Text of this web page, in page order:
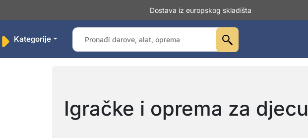
Dostava iz europskog skladišta
Kategorije
Igračke i oprema za djecu